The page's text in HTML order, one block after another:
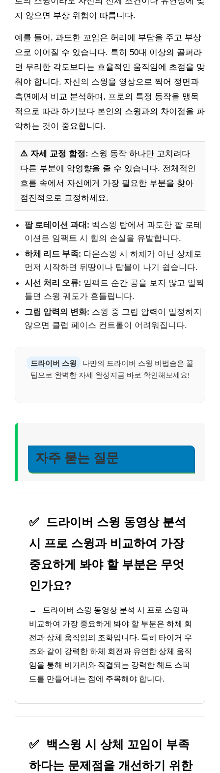
지 않으면 부상 위험이 따릅니다.
예를 들어, 과도한 꼬임은 허리에 부담을 주고 부상
으로 이어질 수 있습니다. 특히 50대 이상의 골퍼라
면 무리한 각도보다는 효율적인 움직임에 초점을 맞
춰야 합니다. 자신의 스윙을 영상으로 찍어 정면과
측면에서 비교 분석하며, 프로의 특정 동작을 맹목
적으로 따라 하기보다 본인의 스윙과의 차이점을 파
악하는 것이 중요합니다.
⚠️ 자세 교정 함정: 스윙 동작 하나만 고치려다
다른 부분에 악영향을 줄 수 있습니다. 전체적인
흐름 속에서 자신에게 가장 필요한 부분을 찾아
점진적으로 교정하세요.
팔 로테이션 과대: 백스윙 탑에서 과도한 팔 로테
이션은 임팩트 시 힘의 손실을 유발합니다.
하체 리드 부족: 다운스윙 시 하체가 아닌 상체로
먼저 시작하면 뒤땅이나 탑볼이 나기 쉽습니다.
시선 처리 오류: 임팩트 순간 공을 보지 않고 일찍
들면 스윙 궤도가 흔들립니다.
그립 압력의 변화: 스윙 중 그립 압력이 일정하지
않으면 클럽 페이스 컨트롤이 어려워집니다.
드라이버 스윙
나만의 드라이버 스윙 비법숨은 꿀
팁으로 완벽한 자세 완성지금 바로 확인해보세요!
자주 묻는 질문
✅ 드라이버 스윙 동영상 분석
시 프로 스윙과 비교하여 가장
중요하게 봐야 할 부분은 무엇
인가요?
→
드라이버 스윙 동영상 분석 시 프로 스윙과
비교하여 가장 중요하게 봐야 할 부분은 하체 회
전과 상체 움직임의 조화입니다. 특히 타이거 우
즈와 같이 강력한 하체 회전과 유연한 상체 움직
임을 통해 비거리와 직결되는 강력한 헤드 스피
드를 만들어내는 점에 주목해야 합니다.
✅
백스윙 시 상체 꼬임이 부족
하다는 문제점을 개선하기 위한